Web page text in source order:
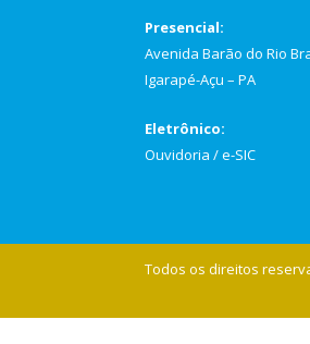
Presencial:
Avenida Barão do Rio
Igarapé-Açu – PA
Eletrônico:
Ouvidoria /e-SIC
Todos os direitos